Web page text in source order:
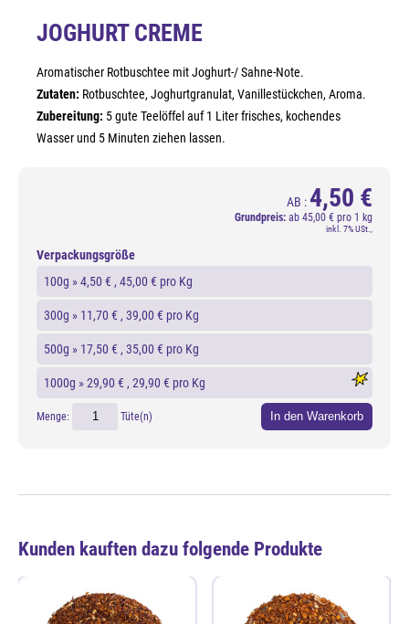
JOGHURT CREME
Aromatischer Rotbuschtee mit Joghurt-/ Sahne-Note.
Zutaten: Rotbuschtee, Joghurtgranulat, Vanillestückchen, Aroma.
Zubereitung: 5 gute Teelöffel auf 1 Liter frisches, kochendes
Wasser und 5 Minuten ziehen lassen.
AB : 4,50 €
Grundpreis: ab 45,00 € pro 1 kg
inkl. 7% USt.,
Verpackungsgröße
100g »4,50 € , 45,00 € pro Kg
300g » 11,70 € , 39,00 € pro Kg
500g » 17,50 € , 35,00 € pro Kg
1000g »29,90 € , 29,90 € pro Kg
Menge: Tüte(n) In den Warenkorb
Kunden kauften dazu folgende Produkte